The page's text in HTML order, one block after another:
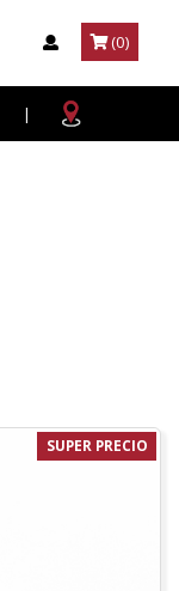
(0)
|
SUPER PRECIO